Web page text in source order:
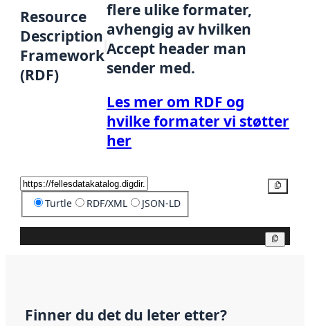
Resource
Description
Framework
(RDF)
flere ulike formater,
avhengig av hvilken
Accept header man
sender med.
Les mer om RDF og
hvilke formater vi støtter
her
Turtle RDF/XML JSON-LD
Finner du det du leter etter?